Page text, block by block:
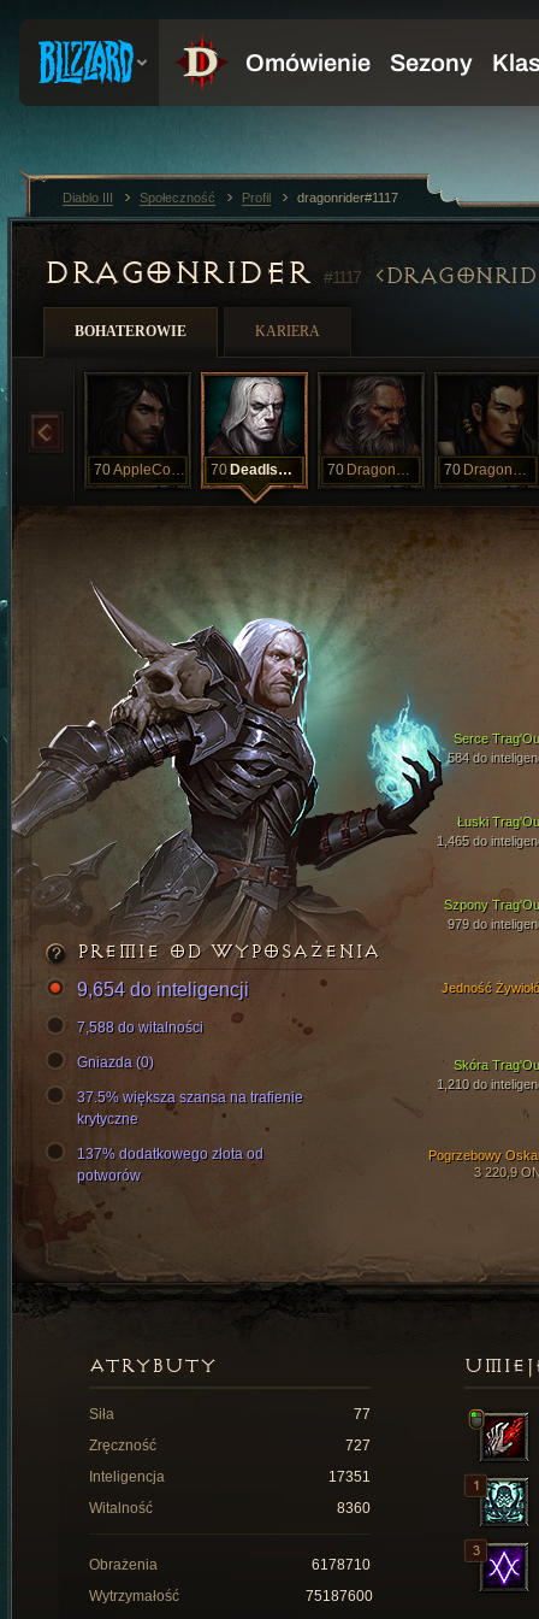
DRAGONRIDER #1117
BOHATEROWIE KARIERA
70 AppleCobbler 70 DeadIsDead 70 DragonBellow 70 DragonBoom
Łuski
1,465 do
Szpony
979 do
Serce
584 do
Skóra
1,210 do
Pogrzebowy
3 220,9
Jedność
PREMIE OD WYPOSAŻENIA
9,654 do inteligencji
7,588 do witalności
Gniazda (0)
37.5% większa szansa na trafienie
krytyczne
137% dodatkowego złota od
potworów
ATRYBUTY
Siła
77
Zręczność
727
Inteligencja
17351
Witalność
8360
Obrażenia
6178710
Wytrzymałość
75187600
Diablo III Społeczność Profil dragonrider#1117